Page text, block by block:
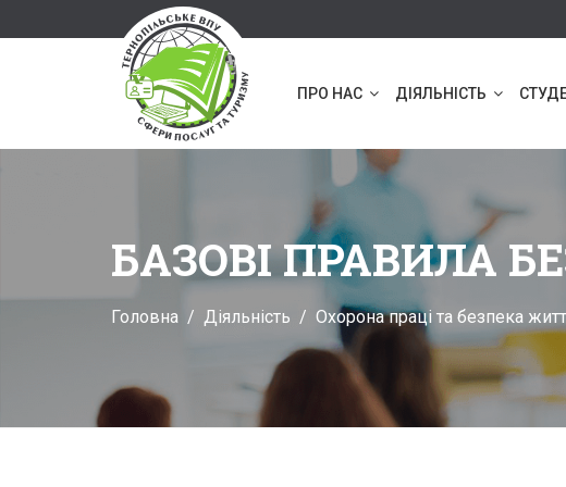
ПРО НАС ДІЯЛЬНІСТЬ
БАЗОВІ ПРАВИЛА
Головна Діяльність Охорона праці та безпека